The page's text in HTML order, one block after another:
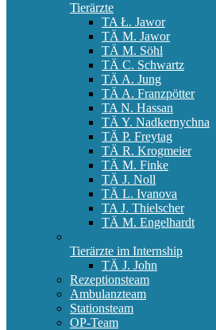
Tierärzte
TA Ł. Jawor
TÄ M. Jawor
TÄ M. Söhl
TÄ C. Schwartz
TÄ A. Jung
TÄ A. Franzpötter
TA N. Hassan
TÄ Y. Nadkernychna
TÄ P. Freytag
TÄ R. Krogmeier
TÄ M. Finke
TÄ J. Noll
TÄ L. Ivanova
TA J. Thielscher
TÄ M. Engelhardt
Tierärzte im Internship
TÄ J. John
Rezeptionsteam
Ambulanzteam
Stationsteam
OP-Team